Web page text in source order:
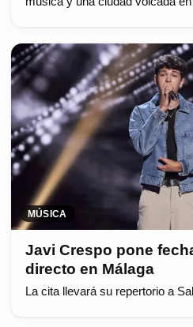
MÚSICA
Javi Crespo pone
directo en Málaga
La cita llevará su repertorio a